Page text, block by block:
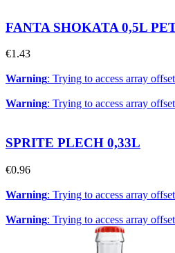
FANTA SHOKATA 0,5L
€1.43
Warning: Trying to access array
Warning: Trying to access array
SPRITE PLECH 0,33L
€0.96
Warning: Trying to access array
Warning: Trying to access array